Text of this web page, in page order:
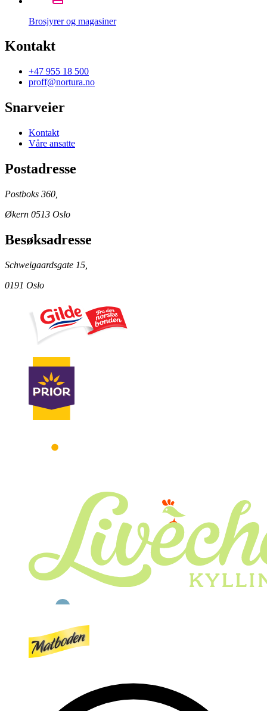
Brosjyrer og magasiner
Kontakt
+47 955 18 500
proff@nortura.no
Snarveier
Kontakt
Våre ansatte
Postadresse
Postboks 360,
Økern 0513 Oslo
Besøksadresse
Schweigaardsgate 15,
0191 Oslo